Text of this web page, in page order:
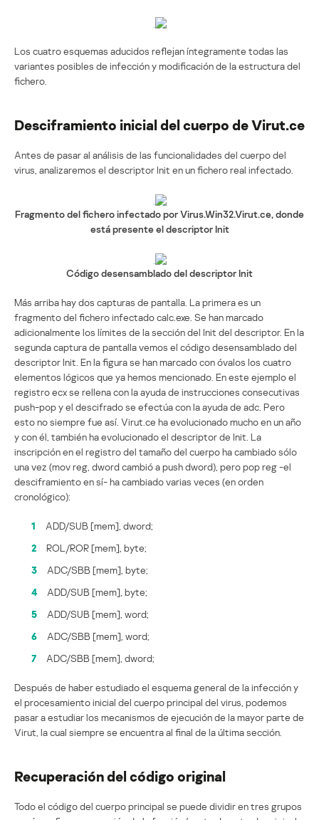
Los cuatro esquemas aducidos reflejan íntegramente todas las
variantes posibles de infección y modificación de la estructura del
fichero.
Desciframiento inicial del cuerpo de Virut.ce
Antes de pasar al análisis de las funcionalidades del cuerpo del
virus, analizaremos el descriptor Init en un fichero real infectado.
Fragmento del fichero infectado por Virus.Win32.Virut.ce, donde
está presente el descriptor Init
Código desensamblado del descriptor Init
Más arriba hay dos capturas de pantalla. La primera es un
fragmento del fichero infectado calc.exe. Se han marcado
adicionalmente los límites de la sección del Init del descriptor. En la
segunda captura de pantalla vemos el código desensamblado del
descriptor Init. En la figura se han marcado con óvalos los cuatro
elementos lógicos que ya hemos mencionado. En este ejemplo el
registro ecx se rellena con la ayuda de instrucciones consecutivas
push-pop y el descifrado se efectúa con la ayuda de adc. Pero
esto no siempre fue así. Virut.ce ha evolucionado mucho en un año
y con él, también ha evolucionado el descriptor de Init. La
inscripción en el registro del tamaño del cuerpo ha cambiado sólo
una vez (mov reg, dword cambió a push dword), pero pop reg -el
desciframiento en sí- ha cambiado varias veces (en orden
cronológico):
1
ADD/SUB [mem], dword;
2
ROL/ROR [mem], byte;
3
ADC/SBB [mem], byte;
4
ADD/SUB [mem], byte;
5
ADD/SUB [mem], word;
6
ADC/SBB [mem], word;
7
ADC/SBB [mem], dword;
Después de haber estudiado el esquema general de la infección y
el procesamiento inicial del cuerpo principal del virus, podemos
pasar a estudiar los mecanismos de ejecución de la mayor parte de
Virut, la cual siempre se encuentra al final de la última sección.
Recuperación del código original
Todo el código del cuerpo principal se puede dividir en tres grupos